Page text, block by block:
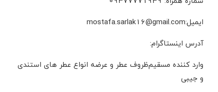
ایمیل:mostafa.sarlak16@gmail.com
آدرس اینستاگرام:
وارد کننده مسقیم‌ظروف عطر و عرضه انواع عطر های استندی
و جیبی